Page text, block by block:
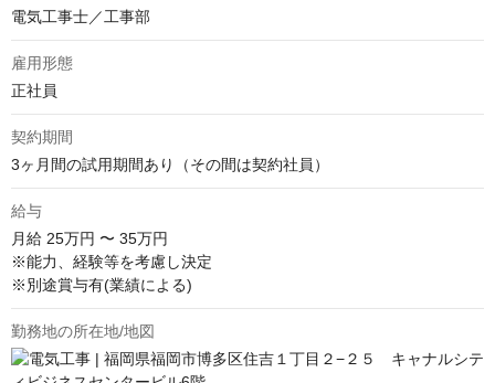
電気工事士／工事部
雇用形態
正社員
契約期間
3ヶ月間の試用期間あり（その間は契約社員）
給与
月給 25万円 〜 35万円
※能力、経験等を考慮し決定
※別途賞与有(業績による)
勤務地の所在地/地図